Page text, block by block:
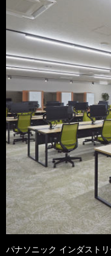
パナソニック インダスト